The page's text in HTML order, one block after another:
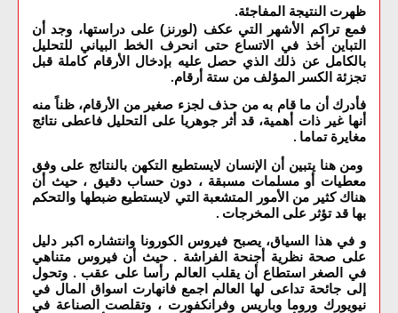
ظهرت النتيجة المفاجئة.
فمع تراكم الأشهر التي عكف (لورنز) على دراستها، وجد أن
التباين أخذ في الاتساع حتى انحرف الخط البياني للتحليل
بالكامل عن ذلك الذي حصل عليه بإدخال الأرقام كاملة قبل
تجزئة الكسر المؤلف من ستة أرقام.
فأدرك أن ما قام به من حذف لجزء صغير من الأرقام، ظناً منه
أنها غير ذات أهمية، قد أثر جوهريا على التحليل فاعطى نتائج
مغايرة تماما .
ومن هنا يتبين أن الإنسان لايستطيع التكهن بالنتائج على وفق
معطيات أو مسلمات مسبقة ، دون حساب دقيق ، حيث أن
هناك كثير من الأمور المتشعبة التي لايستطيع ضبطها والتحكم
بها قد تؤثر على المخرجات .
و في هذا السياق، يصبح فيروس الكورونا وانتشاره اكبر دليل
على صحة نظرية أجنحة الفراشة . حيث أن فيروس متناهي
في الصغر استطاع أن يقلب العالم رأسا على عقب . وتحول
إلى جائحة تداعى لها العالم اجمع فانهارت اسواق المال في
نيويورك وروما وباريس وفرانكفورت ، وتقلصت الصناعة في